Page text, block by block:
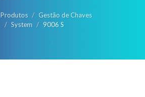
Produtos
Gestão de Chaves
System
9006 S